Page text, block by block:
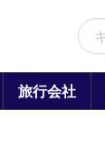
旅行会社